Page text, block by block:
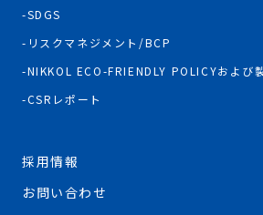
SDGS
リスクマネジメント/BCP
NIKKOL ECO-FRIENDLY POLICYおよび
CSRレポート
採用情報
お問い合わせ